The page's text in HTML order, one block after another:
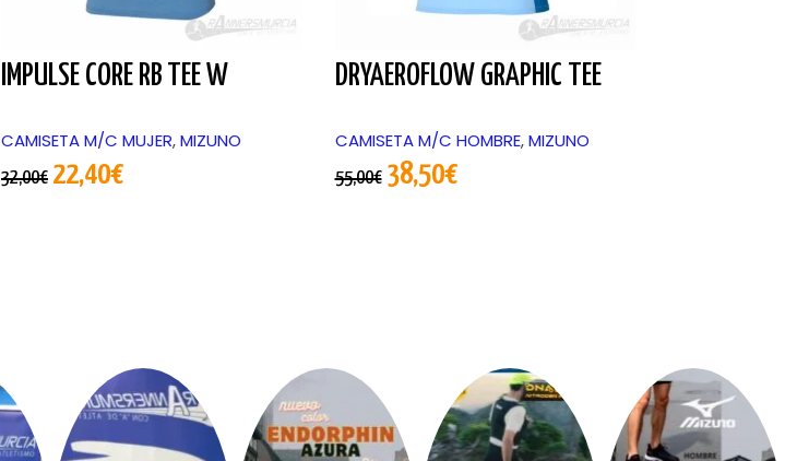
IMPULSE CORE RB TEE W
CAMISETA M/C MUJER,MIZUNO
32,00€ 22,40€
DRYAEROFLOW GRAPHIC TEE
CAMISETA M/C HOMBRE, MIZUNO
55,00€ 38,50€